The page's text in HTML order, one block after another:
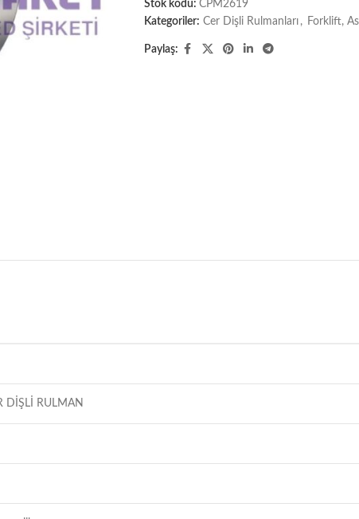
Stok kodu: CPM2619
Kategoriler: Cer Dişli Rulmanları , Forklift,
Paylaş:
DİŞLİ RULMAN